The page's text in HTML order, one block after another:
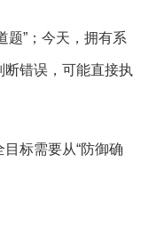
题”；今天，拥有系
断错误，可能直接执
标需要从“防御确